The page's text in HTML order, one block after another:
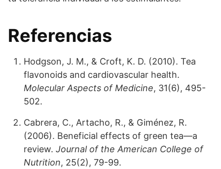
Referencias
Hodgson, J. M., & Croft, K. D. (2010). Tea
flavonoids and cardiovascular health.
Molecular Aspects of Medicine, 31(6), 495-
502.
Cabrera, C., Artacho, R., & Giménez, R.
(2006). Beneficial effects of green tea—a
review. Journal of the American College of
Nutrition, 25(2), 79-99.